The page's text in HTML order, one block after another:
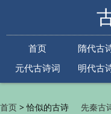
首页 隋代古
元代古诗词
明代古
先秦古
首页 >恰似的古诗